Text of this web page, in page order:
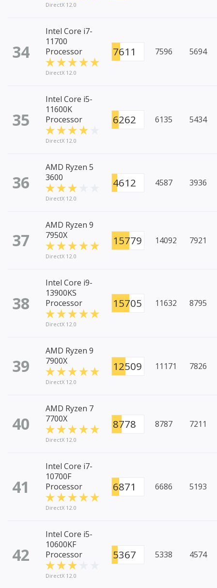
DirectX 12.0
34
Intel Core i7-
11700
Processor
DirectX 12.0
7611 7596 5694
35
Intel Core i5-
11600K
Processor
DirectX 12.0
6262 6135 5434
36
AMD Ryzen 5
3600
DirectX 12.0
4612 4587 3936
37
AMD Ryzen 9
7950X
DirectX 12.0
15779 14092 7921
38
Intel Core i9-
13900KS
Processor
DirectX 12.0
15705 11632 8795
39
AMD Ryzen 9
7900X
DirectX 12.0
12509 11171 7826
40
AMD Ryzen 7
7700X
DirectX 12.0
8778 8787 7211
41
Intel Core i7-
10700F
Processor
DirectX 12.0
6871 6686 5193
42
Intel Core i5-
10600KF
Processor
DirectX 12.0
5367 5338 4574